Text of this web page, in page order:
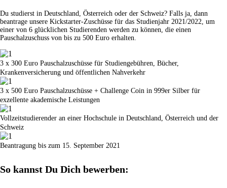
Du studierst in Deutschland, Österreich oder der Schweiz? Falls ja, dann
beantrage unsere Kickstarter-Zuschüsse für das Studienjahr 2021/2022, um
einer von 6 glücklichen Studierenden werden zu können, die einen
Pauschalzuschuss von bis zu 500 Euro erhalten.
3 x 300 Euro Pauschalzuschüsse für Studiengebühren, Bücher,
Krankenversicherung und öffentlichen Nahverkehr
3 x 500 Euro Pauschalzuschüsse + Challenge Coin in 999er Silber für
exzellente akademische Leistungen
Vollzeitstudierender an einer Hochschule in Deutschland, Österreich und der
Schweiz
Beantragung bis zum 15. September 2021
So kannst Du Dich bewerben: